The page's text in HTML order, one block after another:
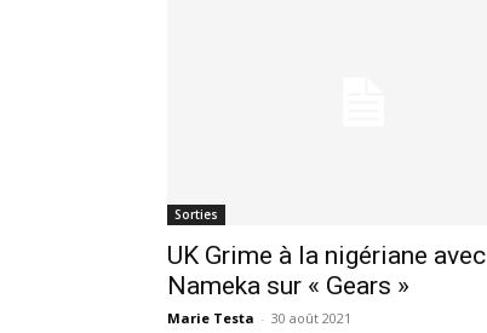
Sorties
UK Grime à la nigériane avec
Nameka sur « Gears »
Marie Testa - 30 août 2021